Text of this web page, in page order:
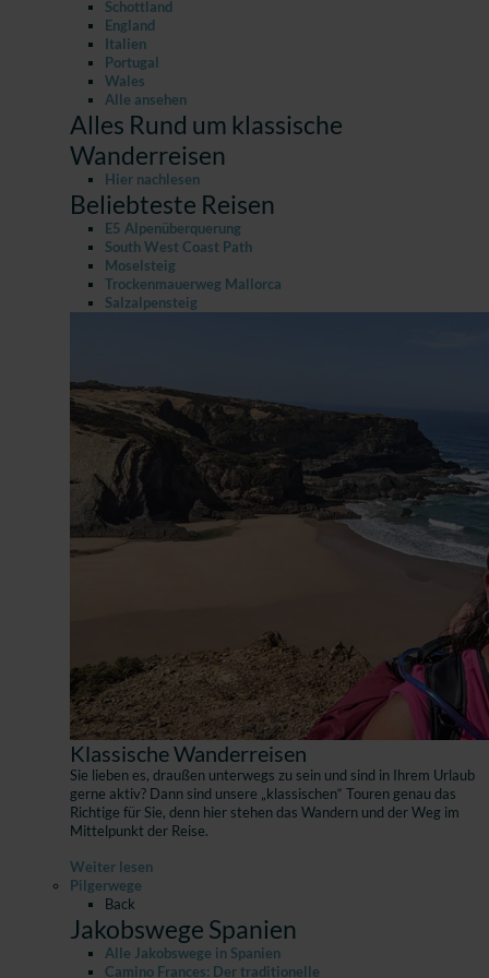
Schottland
England
Italien
Portugal
Wales
Alle ansehen
Alles Rund um klassische
Wanderreisen
Hier nachlesen
Beliebteste Reisen
E5 Alpenüberquerung
South West Coast Path
Moselsteig
Trockenmauerweg Mallorca
Salzalpensteig
Klassische Wanderreisen
Sie lieben es, draußen unterwegs zu sein und sind in Ihrem Urlaub
gerne aktiv? Dann sind unsere „klassischen“ Touren genau das
Richtige für Sie, denn hier stehen das Wandern und der Weg im
Mittelpunkt der Reise.
Weiter lesen
Pilgerwege
Back
Jakobswege Spanien
Alle Jakobswege in Spanien
Camino Frances: Der traditionelle